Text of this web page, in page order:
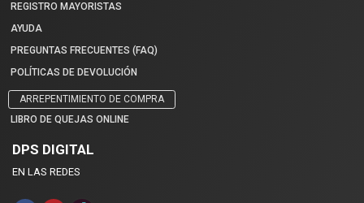
REGISTRO MAYORISTAS
AYUDA
PREGUNTAS FRECUENTES (FAQ)
POLÍTICAS DE DEVOLUCIÓN
ARREPENTIMIENTO DE COMPRA
LIBRO DE QUEJAS ONLINE
DPS DIGITAL
EN LAS REDES